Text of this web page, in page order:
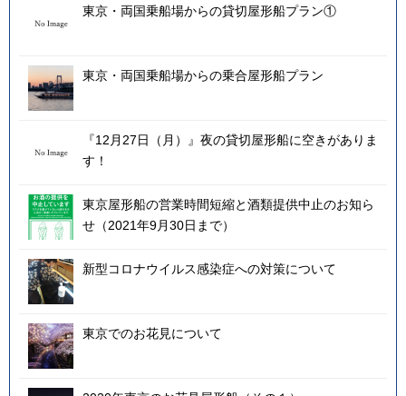
東京・両国乗船場からの貸切屋形船プラン①
東京・両国乗船場からの乗合屋形船プラン
『12月27日（月）』夜の貸切屋形船に空きがありま
す！
東京屋形船の営業時間短縮と酒類提供中止のお知ら
せ（2021年9月30日まで）
新型コロナウイルス感染症への対策について
東京でのお花見について